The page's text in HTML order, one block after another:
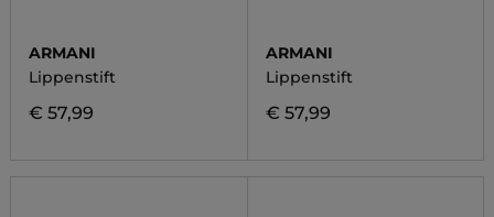
ARMANI
Lippenstift
€ 57,99
ARMANI
Lippenstift
€ 57,99